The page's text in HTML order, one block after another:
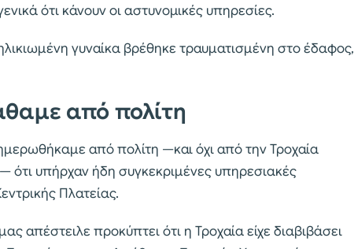
ότι κάνουν οι αστυνομικές υπηρεσίες.
γυναίκα βρέθηκε τραυματισμένη στο έδαφος,
από πολίτη
από πολίτη —και όχι από την Τροχαία
υπήρχαν ήδη συγκεκριμένες υπηρεσιακές
Πλατείας.
απέστειλε προκύπτει ότι η Τροχαία είχε διαβιβάσει